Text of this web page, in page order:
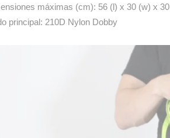
máximas (cm): 56 (l) x 30 (w) x
principal: 210D Nylon Dobby